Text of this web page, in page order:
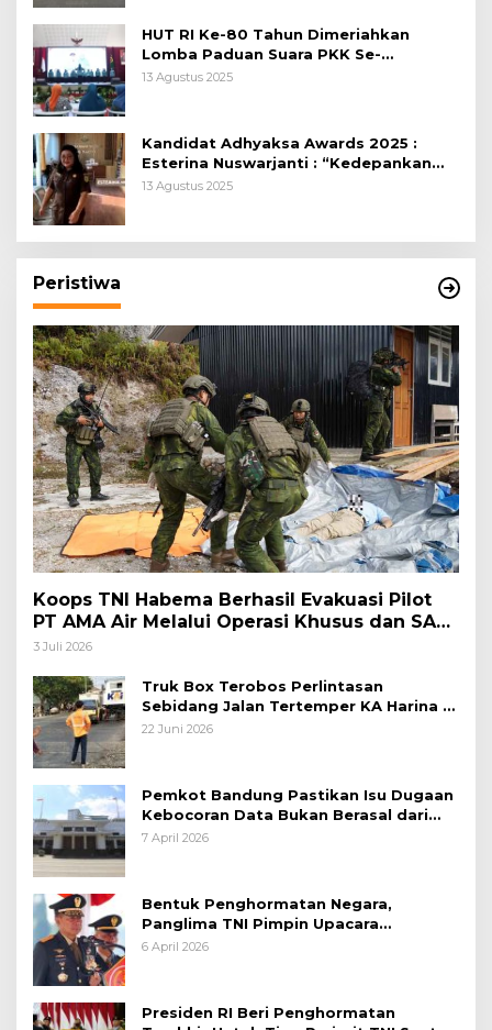
HUT RI Ke-80 Tahun Dimeriahkan
Lomba Paduan Suara PKK Se-
Kabupaten Bogor
13 Agustus 2025
Kandidat Adhyaksa Awards 2025 :
Esterina Nuswarjanti : “Kedepankan
Keadilan Restoratif Wujudkan
13 Agustus 2025
Peristiwa
Koops TNI Habema Berhasil Evakuasi Pilot
PT AMA Air Melalui Operasi Khusus dan SAR
Taktis
3 Juli 2026
Truk Box Terobos Perlintasan
Sebidang Jalan Tertemper KA Harina di
Jalan Stasiun Poncol-Jrakah Semarang
22 Juni 2026
Pemkot Bandung Pastikan Isu Dugaan
Kebocoran Data Bukan Berasal dari
Server Disdukcapil
7 April 2026
Bentuk Penghormatan Negara,
Panglima TNI Pimpin Upacara
Pemakaman Militer
6 April 2026
Presiden RI Beri Penghormatan